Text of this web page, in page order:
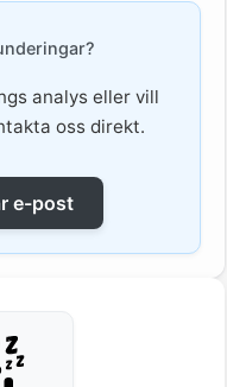
analys eller vill
oss direkt.
e-post